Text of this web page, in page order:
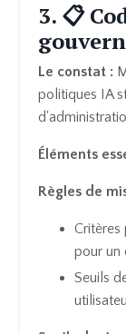
3. 📋
Le constat :
politiques IA
Éléments
Règles de
Critères
pour un
Seuils